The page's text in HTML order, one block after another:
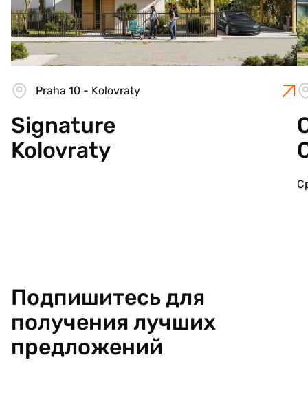
Praha 10 - Kolovraty
Signature
Kolovraty
Подпишитесь для
получения лучших
предложений